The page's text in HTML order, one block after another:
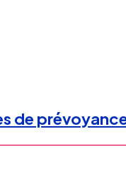
de